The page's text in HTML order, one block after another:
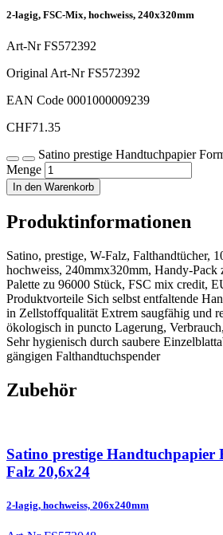
2-lagig, FSC-Mix, hochweiss, 240x320mm
Art-NrFS572392
Original Art-NrFS572392
EAN Code 0001000009239
CHF71.35
Satino prestige Handtuchpapier
Menge
In den Warenkorb
Produktinformationen
Satino, prestige, W-Falz, Falthandtücher,
hochweiss, 240mmx320mm, Handy-Pack
Palette zu 96000 Stück, FSC mix credit,
Produktvorteile Sich selbst entfaltende
in Zellstoffqualität Extrem saugfähig und
ökologisch in puncto Lagerung,
Sehr hygienisch durch saubere
gängigen Falthandtuchspender
Zubehör
Satino prestige Handtuchpapier
Falz 20,6x24
2-lagig, hochweiss, 206x240mm